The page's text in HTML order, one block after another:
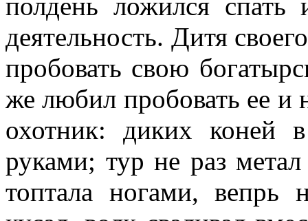
полдень ложился
деятельность. Дитя
пробовать свою
же любил пробовать ее и
охотник: диких коней
руками; тур не раз
топтала ногами, вепрь